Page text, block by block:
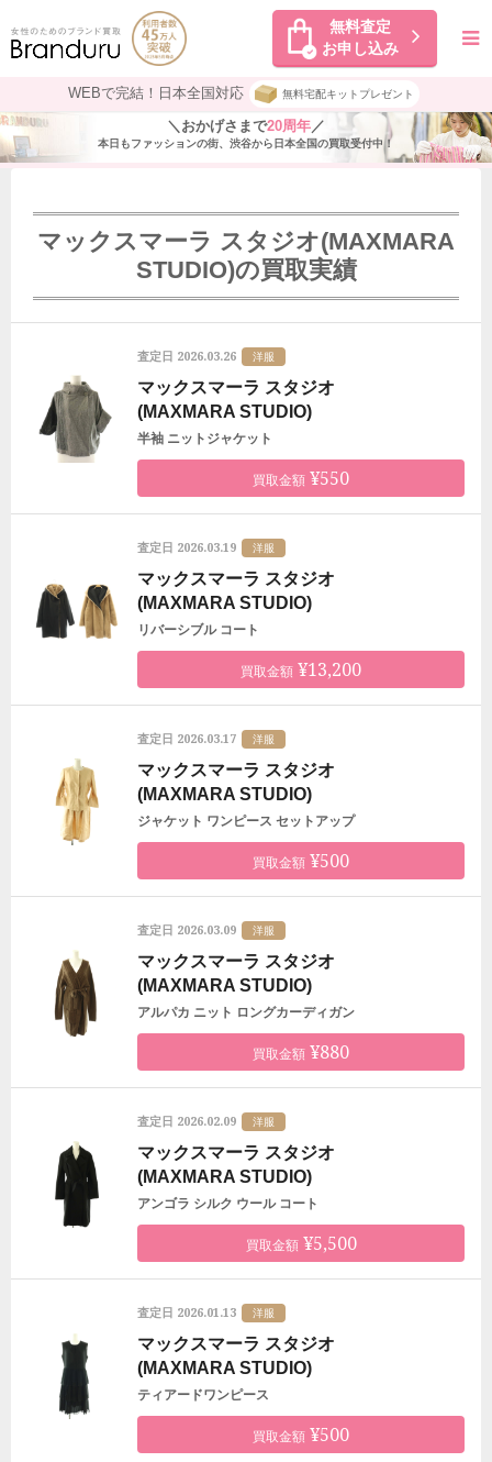
無料査定
お申し込み
WEBで完結！日本全国対応 無料宅配キットプレゼント
＼おかげさまで20周年／
本日もファッションの街、渋谷から日本全国の買取受付中！
マックスマーラ スタジオ(MAXMARA
STUDIO)の買取実績
査定日 2026.03.26 洋服
マックスマーラ スタジオ
(MAXMARA STUDIO)
半袖 ニットジャケット
買取金額 ¥550
査定日 2026.03.19 洋服
マックスマーラ スタジオ
(MAXMARA STUDIO)
リバーシブル コート
買取金額 ¥13,200
査定日 2026.03.17 洋服
マックスマーラ スタジオ
(MAXMARA STUDIO)
ジャケット ワンピース セットアップ
買取金額 ¥500
査定日 2026.03.09 洋服
マックスマーラ スタジオ
(MAXMARA STUDIO)
アルパカ ニット ロングカーディガン
買取金額 ¥880
査定日 2026.02.09 洋服
マックスマーラ スタジオ
(MAXMARA STUDIO)
アンゴラ シルク ウール コート
買取金額¥5,500
査定日 2026.01.13 洋服
マックスマーラ スタジオ
(MAXMARA STUDIO)
ティアードワンピース
買取金額 ¥500